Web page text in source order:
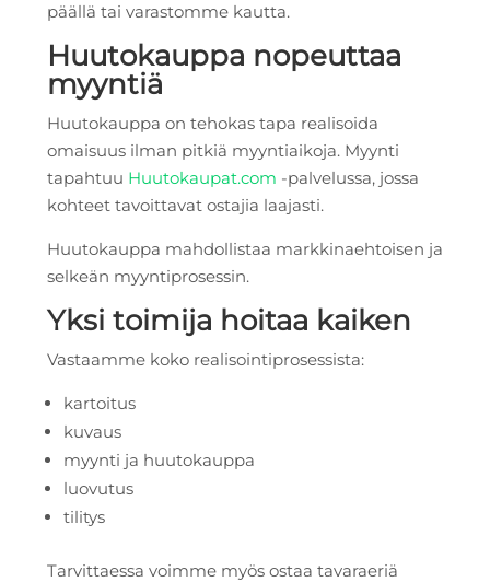
päällä tai varastomme kautta.
Huutokauppa nopeuttaa
myyntiä
Huutokauppa on tehokas tapa realisoida
omaisuus ilman pitkiä myyntiaikoja. Myynti
tapahtuu Huutokaupat.com -palvelussa, jossa
kohteet tavoittavat ostajia laajasti.
Huutokauppa mahdollistaa markkinaehtoisen ja
selkeän myyntiprosessin.
Yksi toimija hoitaa kaiken
Vastaamme koko realisointiprosessista:
kartoitus
kuvaus
myynti ja huutokauppa
luovutus
tilitys
Tarvittaessa voimme myös ostaa tavaraeriä